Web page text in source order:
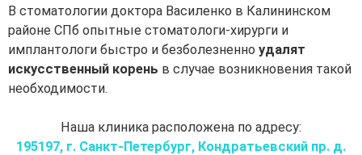
В стоматологии доктора Василенко в Калининском
районе СПб опытные стоматологи-хирурги и
имплантологи быстро и безболезненно удалят
искусственный корень в случае возникновения такой
необходимости.
Наша клиника расположена по адресу:
195197, г. Санкт-Петербург, Кондратьевский пр. д.